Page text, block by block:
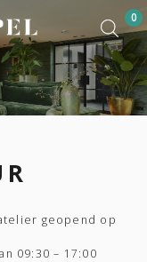
0
geopend op
09:30 – 17:00